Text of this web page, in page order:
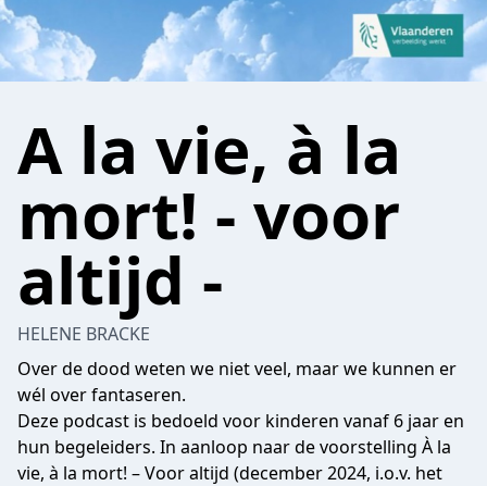
A la vie, à la
mort! - voor
altijd -
HELENE BRACKE
Over de dood weten we niet veel, maar we kunnen er
wél over fantaseren.
Deze podcast is bedoeld voor kinderen vanaf 6 jaar en
hun begeleiders. In aanloop naar de voorstelling À la
vie, à la mort! – Voor altijd (december 2024, i.o.v. het